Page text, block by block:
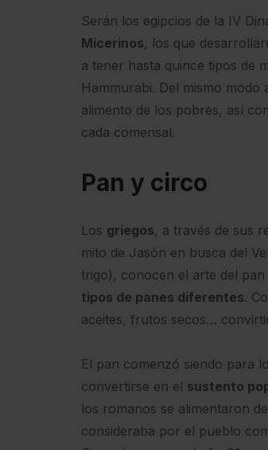
Serán los egipcios de la IV
Micerinos, los que
a tener hasta quince tipos de
Hammurabi. Del mismo modo
alimento de los pobres, así
cada comensal.
Pan y circo
Los griegos, a través de sus
mito de Jasón en busca del
trigo), conocen el arte del
tipos de panes diferentes.
aceites, frutos secos…
El pan comenzó siendo para
convertirse en el sustento
los romanos se alimentaron
consideraba por el pueblo